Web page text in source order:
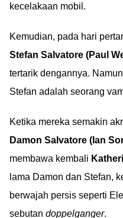
kecelakaan mobil.
Kemudian, pada hari
Stefan Salvatore (Paul
tertarik dengannya.
Stefan adalah seorang
Ketika mereka semakin
Damon Salvatore (Ian
membawa kembali
lama Damon dan Stefan,
berwajah persis seperti
sebutan doppelganger.